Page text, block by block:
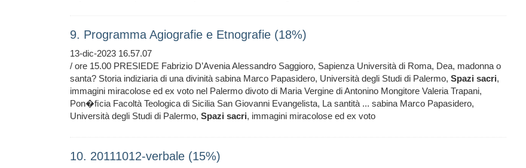
9. Programma Agiografie e Etnografie (18%)
13-dic-2023 16.57.07
/ ore 15.00 PRESIEDE Fabrizio D’Avenia Alessandro Saggioro, Sapienza Università di Roma, Dea, madonna o
santa? Storia indiziaria di una divinità sabina Marco Papasidero, Università degli Studi di Palermo, Spazi sacri,
immagini miracolose ed ex voto nel Palermo divoto di Maria Vergine di Antonino Mongitore Valeria Trapani,
Pon�ﬁcia Facoltà Teologica di Sicilia San Giovanni Evangelista, La santità ... sabina Marco Papasidero,
Università degli Studi di Palermo, Spazi sacri, immagini miracolose ed ex voto
10. 20111012-verbale (15%)